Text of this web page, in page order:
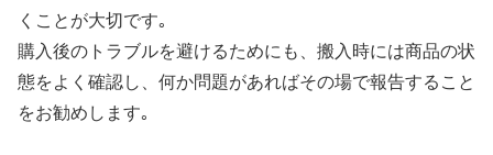
くことが大切です｡
購入後のトラブルを避けるためにも、搬入時には商品の状
態をよく確認し、何か問題があればその場で報告すること
をお勧めします｡